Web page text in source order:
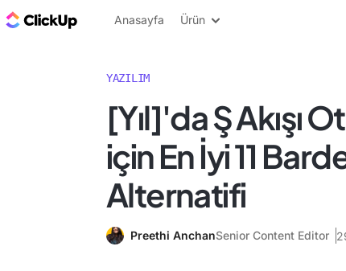
ClickUp Blog
Anasayfa Ürün
YAZILIM
[Yıl]'da Ş Akışı
için En İyi 11
Alternatifi
Preethi AnchanSenior Content Editor